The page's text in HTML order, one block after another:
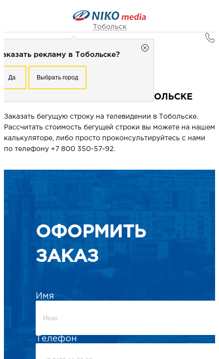
Тобольск
рекламу в Тобольске?
Да Выбрать город
Тобольск
Заказать рекламу в Тобольске?
Перезвоните мне
Выберите свой город
НАПИСАТЬ НАМ
Реклама в городах
БЕГУЩАЯ СТРОКА НА ТВ В ТОБОЛЬСКЕ
Заказать бегущую строку на телевидении в Тобольске.
Рассчитать стоимость бегущей строки вы можете на нашем
калькуляторе, либо просто проконсультируйтесь с нами
по телефону +7 800 350-57-92.
ОФОРМИТЬ
ЗАКАЗ
Имя
Телефон